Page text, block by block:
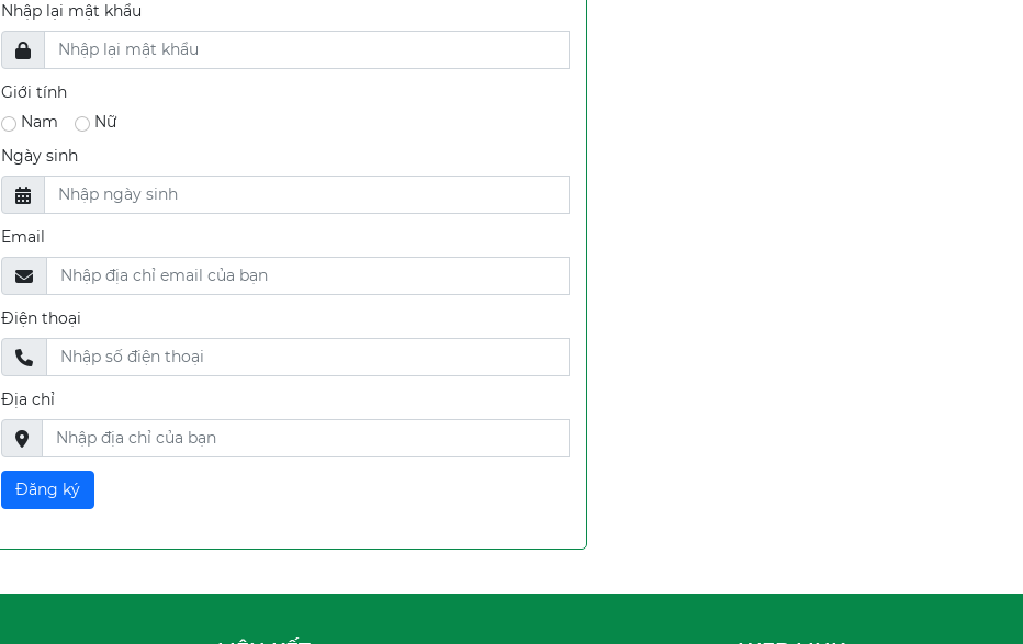
Nhập lại mật khẩu
Giới tính
Nam
Nữ
Ngày sinh
Email
Điện thoại
Địa chỉ